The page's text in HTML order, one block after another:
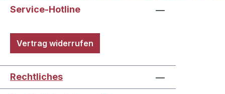
Service-Hotline
Vertrag widerrufen
Rechtliches